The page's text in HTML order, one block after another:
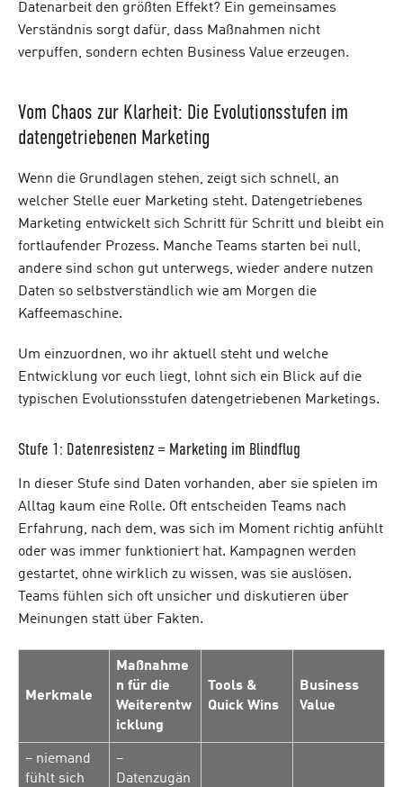
Datenarbeit den größten Effekt? Ein gemeinsames
Verständnis sorgt dafür, dass Maßnahmen nicht
verpuffen, sondern echten Business Value erzeugen.
Vom Chaos zur Klarheit: Die Evolutionsstufen im
datengetriebenen Marketing
Wenn die Grundlagen stehen, zeigt sich schnell, an
welcher Stelle euer Marketing steht. Datengetriebenes
Marketing entwickelt sich Schritt für Schritt und bleibt ein
fortlaufender Prozess. Manche Teams starten bei null,
andere sind schon gut unterwegs, wieder andere nutzen
Daten so selbstverständlich wie am Morgen die
Kaffeemaschine.
Um einzuordnen, wo ihr aktuell steht und welche
Entwicklung vor euch liegt, lohnt sich ein Blick auf die
typischen Evolutionsstufen datengetriebenen Marketings.
Stufe 1: Datenresistenz = Marketing im Blindflug
In dieser Stufe sind Daten vorhanden, aber sie spielen im
Alltag kaum eine Rolle. Oft entscheiden Teams nach
Erfahrung, nach dem, was sich im Moment richtig anfühlt
oder was immer funktioniert hat. Kampagnen werden
gestartet, ohne wirklich zu wissen, was sie auslösen.
Teams fühlen sich oft unsicher und diskutieren über
Meinungen statt über Fakten.
Merkmale
Maßnahme
n für die
Weiterentw
icklung
Tools &
Quick Wins
Business
Value
– niemand
fühlt sich
–
Datenzugän